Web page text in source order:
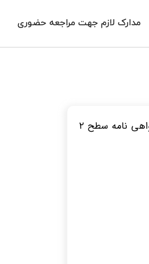
مدارک لازم جهت مراجعه حضوری
واحد مهندسی بهداشت حرفه‌ای گروه شرکت های ایمن پژوهان پارس(ایپکو) با استفاده از کارشناسان خبره و مدرن‌ترین تجهیزات روز دنیا با داشتن گواهی نامه سطح ۲